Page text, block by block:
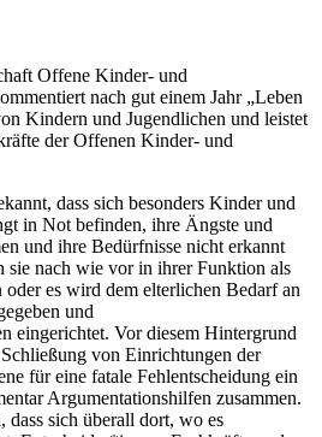
Offene Kinder- und
nach gut einem Jahr „Leben
Kindern und Jugendlichen und leistet
der Offenen Kinder- und
dass sich besonders Kinder und
in Not befinden, ihre Ängste und
und ihre Bedürfnisse nicht erkannt
sie nach wie vor in ihrer Funktion als
es wird dem elterlichen Bedarf an
und
eingerichtet. Vor diesem Hintergrund
von Einrichtungen der
für eine fatale Fehlentscheidung ein
Argumentationshilfen zusammen.
dass sich überall dort, wo es